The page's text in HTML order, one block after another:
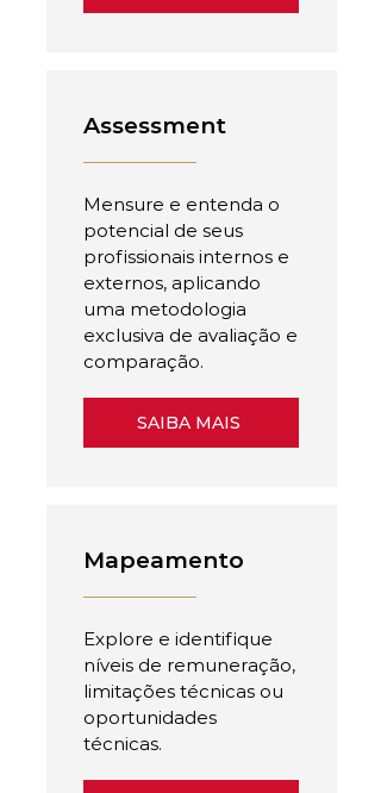
Assessment
Mensure e entenda o
potencial de seus
profissionais internos e
externos, aplicando
uma metodologia
exclusiva de avaliação e
comparação.
SAIBA MAIS
Mapeamento
Explore e identifique
níveis de remuneração,
limitações técnicas ou
oportunidades
técnicas.